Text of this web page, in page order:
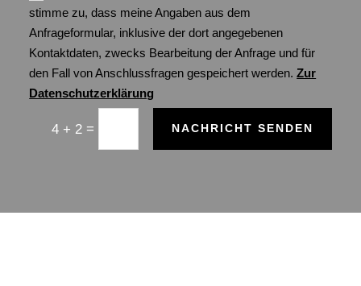
stimme zu, dass meine Angaben aus dem
Anfrageformular, inklusive der dort angegebenen
Kontaktdaten, zwecks Bearbeitung der Anfrage und für
den Fall von Anschlussfragen gespeichert werden.Zur
Datenschutzerklärung
4 + 2 = NACHRICHT SENDEN